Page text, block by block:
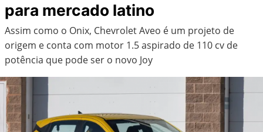
para mercado latino
Assim como o Onix, Chevrolet Aveo é um projeto de
origem e conta com motor 1.5 aspirado de 110 cv de
potência que pode ser o novo Joy